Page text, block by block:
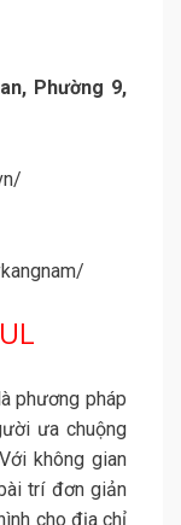
Phường 9,
phương pháp
ưa chuộng
không gian
trí đơn giản
cho địa chỉ